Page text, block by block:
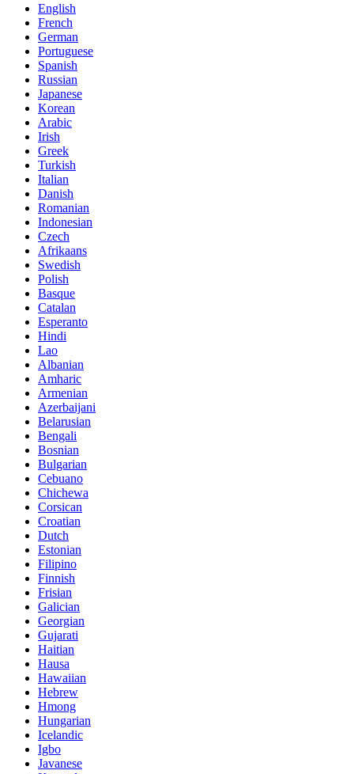
English
French
German
Portuguese
Spanish
Russian
Japanese
Korean
Arabic
Irish
Greek
Turkish
Italian
Danish
Romanian
Indonesian
Czech
Afrikaans
Swedish
Polish
Basque
Catalan
Esperanto
Hindi
Lao
Albanian
Amharic
Armenian
Azerbaijani
Belarusian
Bengali
Bosnian
Bulgarian
Cebuano
Chichewa
Corsican
Croatian
Dutch
Estonian
Filipino
Finnish
Frisian
Galician
Georgian
Gujarati
Haitian
Hausa
Hawaiian
Hebrew
Hmong
Hungarian
Icelandic
Igbo
Javanese